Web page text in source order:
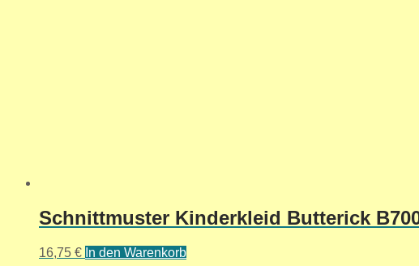
Schnittmuster Kinderkleid Butterick
16,75 € In den Warenkorb